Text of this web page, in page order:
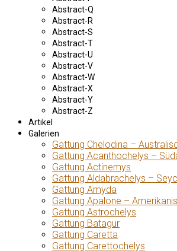
Abstract-Q
Abstract-R
Abstract-S
Abstract-T
Abstract-U
Abstract-V
Abstract-W
Abstract-X
Abstract-Y
Abstract-Z
Artikel
Galerien
Gattung Chelodina –
Gattung Acanthochelys –
Gattung Actinemys
Gattung Aldabrachelys –
Gattung Amyda
Gattung Apalone –
Gattung Astrochelys
Gattung Batagur
Gattung Caretta
Gattung Carettochelys